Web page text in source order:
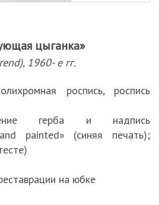
цыганка»
1960- е гг.
роспись, роспись
герба и надпись
painted» (синяя печать);
на юбке